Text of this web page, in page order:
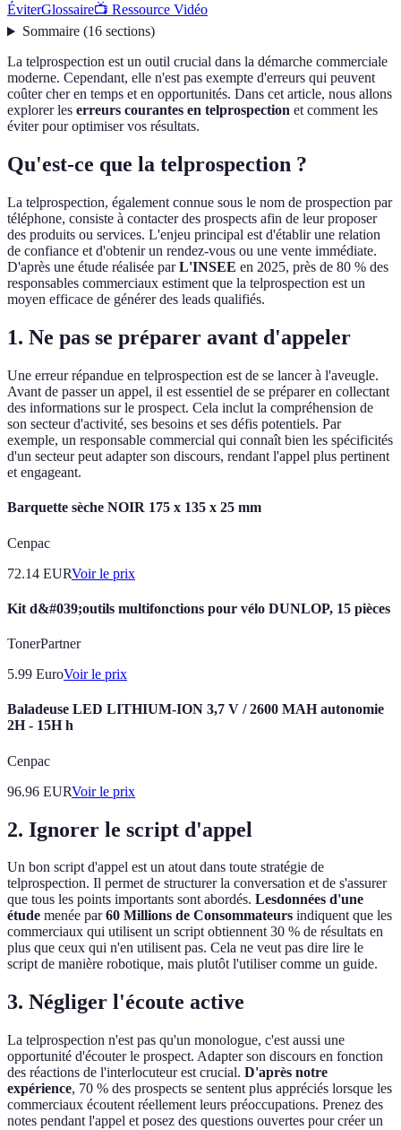
ÉviterGlossaire📺 Ressource Vidéo
Sommaire(16 sections)
La telprospection est un outil crucial dans la démarche commerciale
moderne. Cependant, elle n'est pas exempte d'erreurs qui peuvent
coûter cher en temps et en opportunités. Dans cet article, nous allons
explorer les erreurs courantes en telprospection et comment les
éviter pour optimiser vos résultats.
Qu'est-ce que la telprospection ?
La telprospection, également connue sous le nom de prospection par
téléphone, consiste à contacter des prospects afin de leur proposer
des produits ou services. L'enjeu principal est d'établir une relation
de confiance et d'obtenir un rendez-vous ou une vente immédiate.
D'après une étude réalisée parL'INSEE en 2025, près de 80 % des
responsables commerciaux estiment que la telprospection est un
moyen efficace de générer des leads qualifiés.
1. Ne pas se préparer avant d'appeler
Une erreur répandue en telprospection est de se lancer à l'aveugle.
Avant de passer un appel, il est essentiel de se préparer en collectant
des informations sur le prospect. Cela inclut la compréhension de
son secteur d'activité, ses besoins et ses défis potentiels. Par
exemple, un responsable commercial qui connaît bien les spécificités
d'un secteur peut adapter son discours, rendant l'appel plus pertinent
et engageant.
Barquette sèche NOIR 175 x 135 x 25 mm
Cenpac
72.14 EURVoir le prix
Kit d&#039;outils multifonctions pour vélo DUNLOP, 15 pièces
TonerPartner
5.99 EuroVoir le prix
Baladeuse LED LITHIUM-ION 3,7 V / 2600 MAH autonomie
2H - 15H h
Cenpac
96.96 EURVoir le prix
2. Ignorer le script d'appel
Un bon script d'appel est un atout dans toute stratégie de
telprospection. Il permet de structurer la conversation et de s'assurer
que tous les points importants sont abordés. Lesdonnées d'une
étude menée par60 Millions de Consommateurs indiquent que les
commerciaux qui utilisent un script obtiennent 30 % de résultats en
plus que ceux qui n'en utilisent pas. Cela ne veut pas dire lire le
script de manière robotique, mais plutôt l'utiliser comme un guide.
3. Négliger l'écoute active
La telprospection n'est pas qu'un monologue, c'est aussi une
opportunité d'écouter le prospect. Adapter son discours en fonction
des réactions de l'interlocuteur est crucial. D'après notre
expérience, 70 % des prospects se sentent plus appréciés lorsque les
commerciaux écoutent réellement leurs préoccupations. Prenez des
notes pendant l'appel et posez des questions ouvertes pour créer un